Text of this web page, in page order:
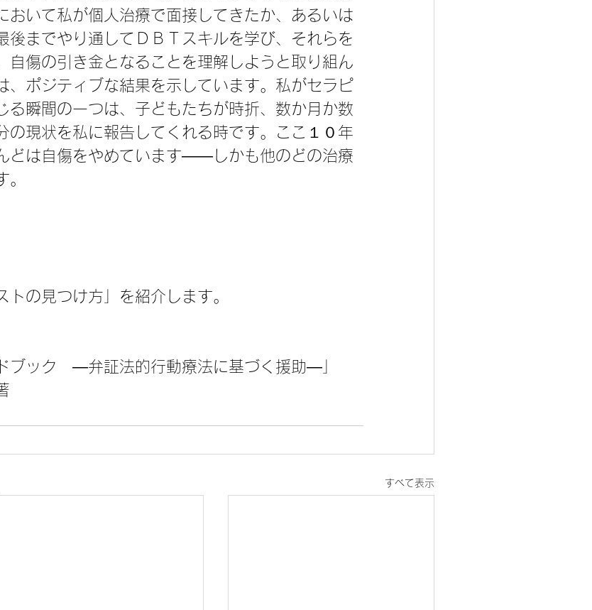
おいて私が個人治療で面接してきたか、あるいは
後までやり通してＤＢＴスキルを学び、それらを
自傷の引き金となることを理解しようと取り組ん
、ポジティブな結果を示しています。私がセラピ
る瞬間の一つは、子どもたちが時折、数か月か数
の現状を私に報告してくれる時です。ここ１０年
どは自傷をやめています――しかも他のどの治療
。
トの見つけ方」を紹介します。
ドブック　―弁証法的行動療法に基づく援助―」
すべて表示